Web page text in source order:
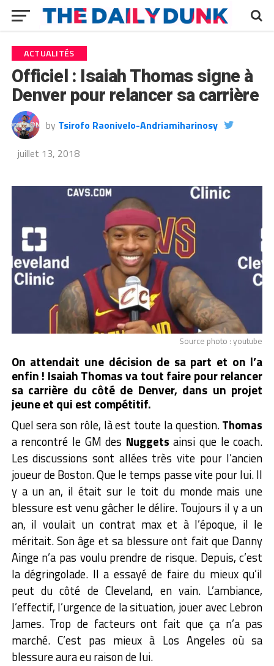
ACTUALITÉS
Officiel : Isaiah Thomas signe à
Denver pour relancer sa carrière
by Tsirofo Raonivelo-Andriamiharinosy
juillet 13, 2018
Source photo : youtube
On attendait une décision de sa part et on l’a
enfin ! Isaiah Thomas va tout faire pour relancer
sa carrière du côté de Denver, dans un projet
jeune et qui est compétitif.
Quel sera son rôle, là est toute la question.Thomas
a rencontré le GM des Nuggets ainsi que le coach.
Les discussions sont allées très vite pour l’ancien
joueur de Boston. Que le temps passe vite pour lui. Il
y a un an, il était sur le toit du monde mais une
blessure est venu gâcher le délire. Toujours il y a un
an, il voulait un contrat max et à l’époque, il le
méritait. Son âge et sa blessure ont fait que Danny
Ainge n’a pas voulu prendre de risque. Depuis, c’est
la dégringolade. Il a essayé de faire du mieux qu’il
peut du côté de Cleveland, en vain. L’ambiance,
l’effectif, l’urgence de la situation, jouer avec Lebron
James. Trop de facteurs ont fait que ça n’a pas
marché. C’est pas mieux à Los Angeles où sa
blessure aura eu raison de lui.